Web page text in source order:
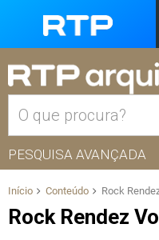
PESQUISA AVANÇADA
Início Conteúdo Rock
Rock Rendez